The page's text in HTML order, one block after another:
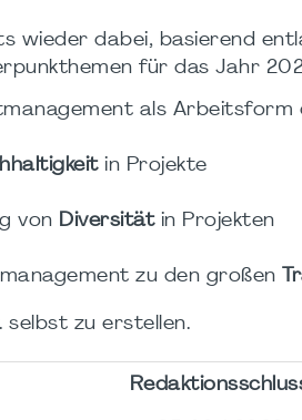
wieder dabei, basierend
für das Jahr
als Arbeitsform
in Projekte
von Diversitätin Projekten
zu den großen
selbst zu erstellen.